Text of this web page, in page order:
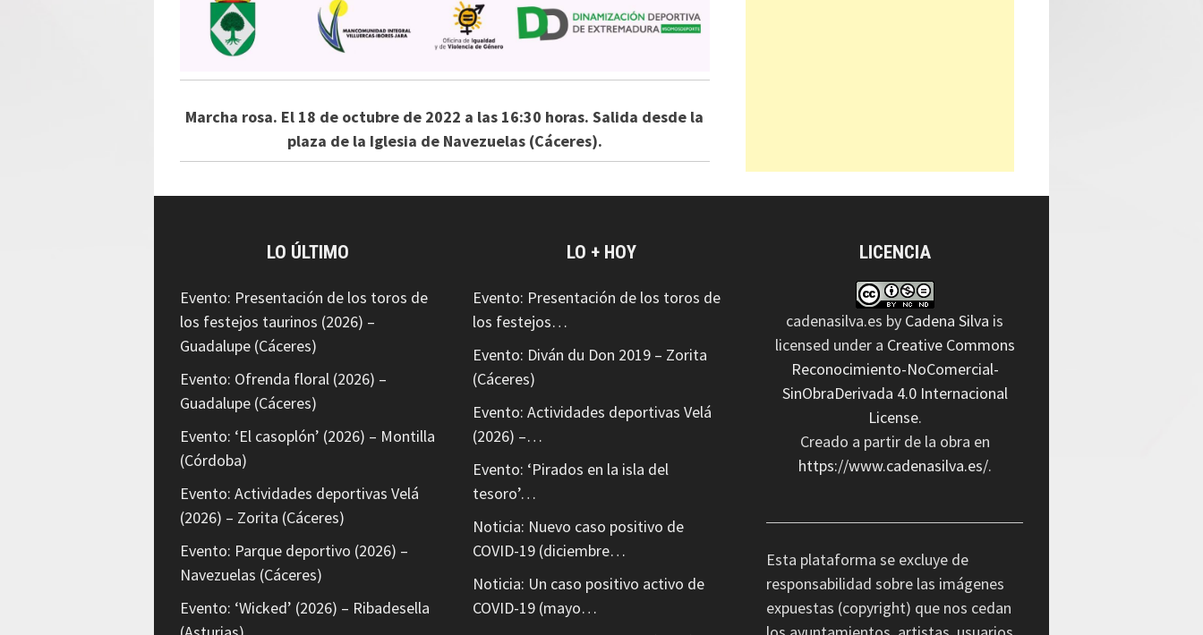
Marcha rosa. El 18 de octubre de 2022 a las 16:30 horas. Salida desde la
plaza de la Iglesia de Navezuelas (Cáceres).
LO ÚLTIMO
Evento: Presentación de los toros de
los festejos taurinos (2026) –
Guadalupe (Cáceres)
Evento: Ofrenda floral (2026) –
Guadalupe (Cáceres)
Evento: ‘El casoplón’ (2026) – Montilla
(Córdoba)
Evento: Actividades deportivas Velá
(2026) – Zorita (Cáceres)
Evento: Parque deportivo (2026) –
Navezuelas (Cáceres)
Evento: ‘Wicked’ (2026) – Ribadesella
LO + HOY
Evento: Presentación de los toros de
los festejos…
Evento: Diván du Don 2019 – Zorita
(Cáceres)
Evento: Actividades deportivas Velá
(2026) –…
Evento: ‘Pirados en la isla del
tesoro’…
Noticia: Nuevo caso positivo de
COVID-19 (diciembre…
Noticia: Un caso positivo activo de
COVID-19 (mayo…
LICENCIA
cadenasilva.es by Cadena Silva is
licensed under a Creative Commons
Reconocimiento-NoComercial-
SinObraDerivada 4.0 Internacional
License.
Creado a partir de la obra en
https://www.cadenasilva.es/.
Esta plataforma se excluye de
responsabilidad sobre las imágenes
expuestas (copyright) que nos cedan